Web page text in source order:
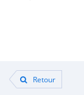
Retour